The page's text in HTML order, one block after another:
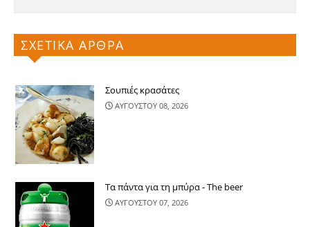
ΣΧΕΤΙΚΑ ΑΡΘΡΑ
Σουπιές κρασάτες
ΑΥΓΟΥΣΤΟΥ 08, 2026
Τα πάντα για τη μπύρα - The beer
ΑΥΓΟΥΣΤΟΥ 07, 2026